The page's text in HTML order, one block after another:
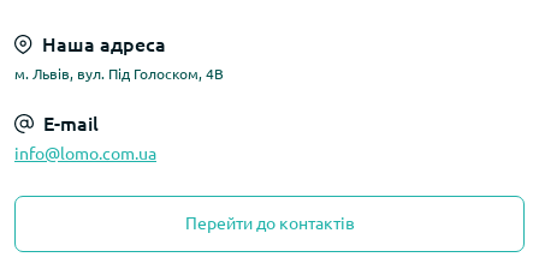
Наша адреса
м. Львів, вул. Під Голоском, 4В
E-mail
info@lomo.com.ua
Перейти до контактів